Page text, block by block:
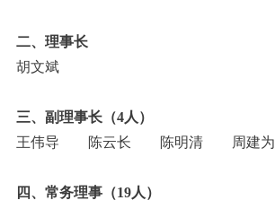
二、理事长
胡文斌
三、副理事长（4人）
王伟导 陈云长 陈明清 周建为
四、常务理事（19人）